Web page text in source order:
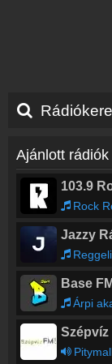
Ajánlott rádiók
103.9
Rock
Jazzy
Base FM
Árpi
Szépvíz